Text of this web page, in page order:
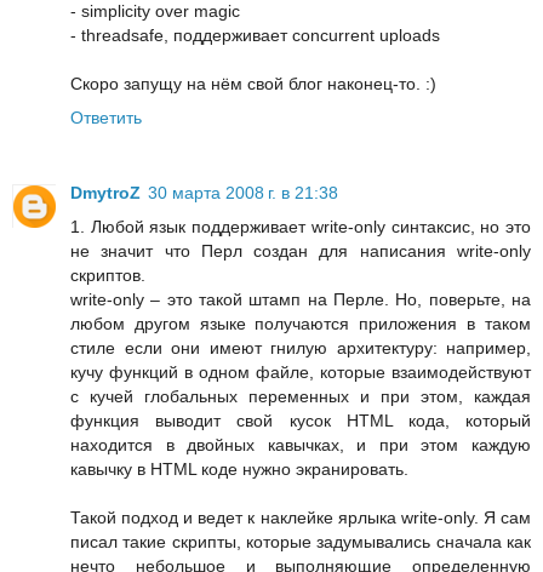
- simplicity over magic
- threadsafe, поддерживает concurrent uploads
Скоро запущу на нём свой блог наконец-то. :)
Ответить
DmytroZ 30 марта 2008 г. в 21:38
1. Любой язык поддерживает write-only синтаксис, но это
не значит что Перл создан для написания write-only
скриптов.
write-only – это такой штамп на Перле. Но, поверьте, на
любом другом языке получаются приложения в таком
стиле если они имеют гнилую архитектуру: например,
кучу функций в одном файле, которые взаимодействуют
с кучей глобальных переменных и при этом, каждая
функция выводит свой кусок HTML кода, который
находится в двойных кавычках, и при этом каждую
кавычку в HTML коде нужно экранировать.
Такой подход и ведет к наклейке ярлыка write-only. Я сам
писал такие скрипты, которые задумывались сначала как
нечто небольшое и выполняющие определенную